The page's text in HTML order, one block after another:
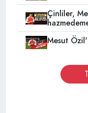
Çinliler,
Mesut